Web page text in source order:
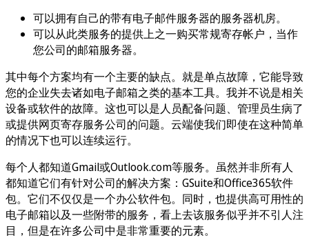
可以拥有自己的带有电子邮件服务器的服务器机房。
可以从此类服务的提供上之一购买常规寄存帐户，当作
您公司的邮箱服务器。
其中每个方案均有一个主要的缺点。就是单点故障，它能导致
您的企业失去诸如电子邮箱之类的基本工具。我并不说是相关
设备或软件的故障。这也可以是人员配备问题、管理员生病了
或提供网页寄存服务公司的问题。云端使我们即使在这种简单
的情况下也可以连续运行。
每个人都知道Gmail或Outlook.com等服务。虽然并非所有人
都知道它们有针对公司的解决方案：GSuite和Office365软件
包。它们不仅仅是一个办公软件包。同时，也提供高可用性的
电子邮箱以及一些附带的服务，看上去该服务似乎并不引人注
目，但是在许多公司中是非常重要的元素。